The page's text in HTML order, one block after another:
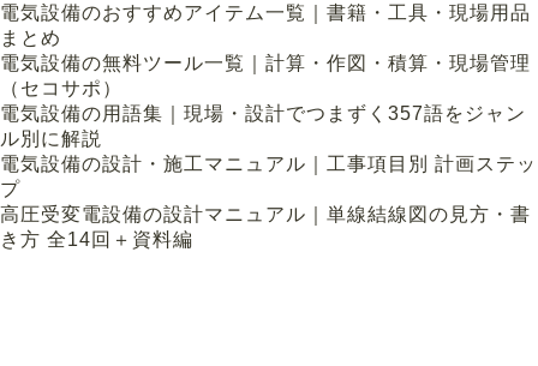
電気設備のおすすめアイテム一覧｜書籍・工具・現場用品
まとめ
電気設備の無料ツール一覧｜計算・作図・積算・現場管理
（セコサポ）
電気設備の用語集｜現場・設計でつまずく357語をジャン
ル別に解説
電気設備の設計・施工マニュアル｜工事項目別 計画ステッ
プ
高圧受変電設備の設計マニュアル｜単線結線図の見方・書
き方 全14回＋資料編